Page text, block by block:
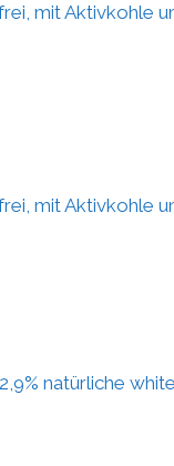
mit Aktivkohle
mit Aktivkohle
natürliche